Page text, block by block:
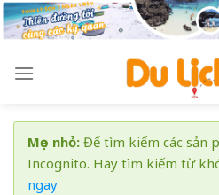
Skip
to
Mẹo nhỏ: Để tìm kiếm các sản
Incognito. Hãy tìm kiếm từ
ngay